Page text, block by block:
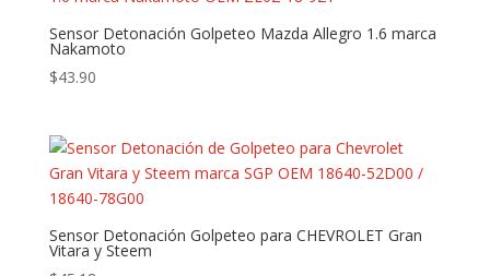
Sensor Detonación Golpeteo Mazda Allegro 1.6 marca
Nakamoto
$43.90
Sensor Detonación Golpeteo para CHEVROLET Gran
Vitara y Steem